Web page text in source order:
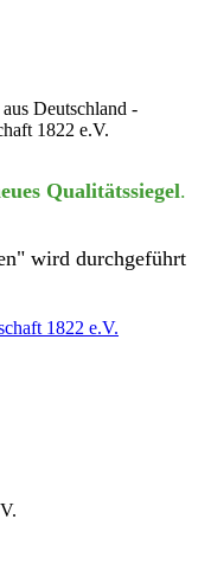
Qualitätssiegel.
wird durchgeführt